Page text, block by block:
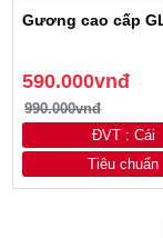
Gương cao cấp
590.000vnđ
990.000vnđ
ĐVT : Cái
Tiêu chuẩn